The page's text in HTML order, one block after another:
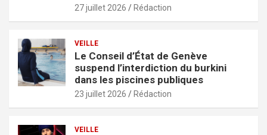
27 juillet 2026 Rédaction
VEILLE
Le Conseil d’État de Genève
suspend l’interdiction du burkini
dans les piscines publiques
23 juillet 2026 Rédaction
VEILLE